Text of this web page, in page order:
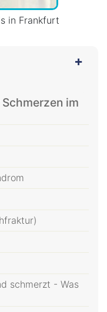
in Frankfurt
im
schmerzt - Was